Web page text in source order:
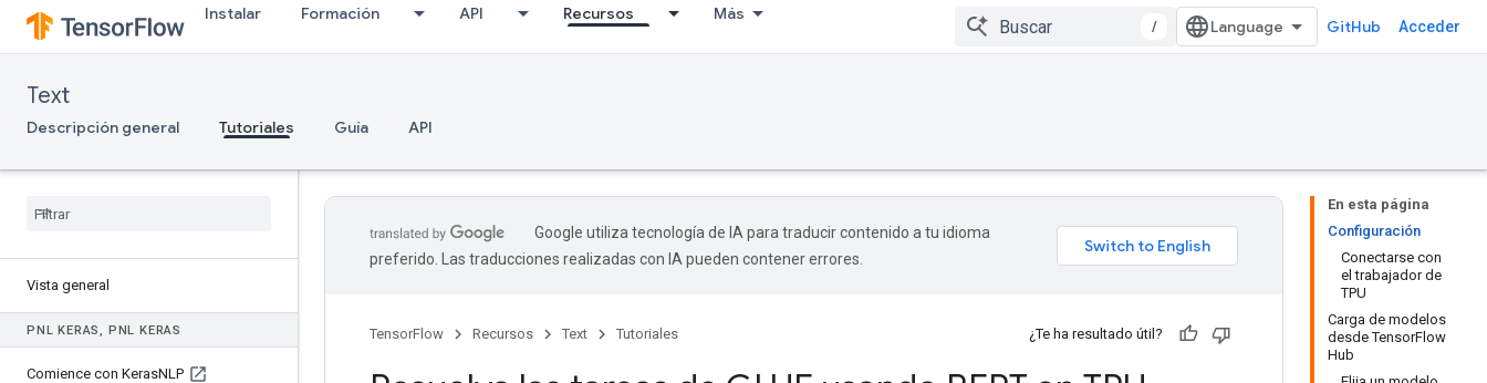
Instalar Formación API Recursos Más
/ GitHub Acceder
Text
Descripción general Tutoriales Guía API
Vista general
PNL KERAS, PNL KERAS
Comience con KerasNLP
En esta página
Configuración
Conectarse con
el trabajador de
TPU
Carga de modelos
desde TensorFlow
Hub
Google utiliza tecnología de IA para traducir contenido a tu idioma
preferido. Las traducciones realizadas con IA pueden contener errores.
TensorFlow Recursos Text Tutoriales ¿Te ha resultado útil?